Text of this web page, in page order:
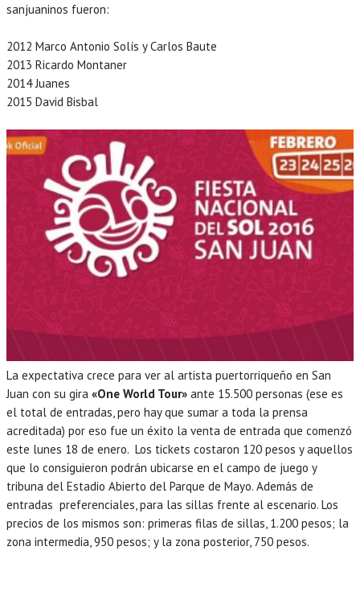
sanjuaninos fueron:
2012 Marco Antonio Solís y Carlos Baute
2013 Ricardo Montaner
2014 Juanes
2015 David Bisbal
La expectativa crece para ver al artista puertorriqueño en San
Juan con su gira «One World Tour» ante 15.500 personas (ese es
el total de entradas, pero hay que sumar a toda la prensa
acreditada) por eso fue un éxito la venta de entrada que comenzó
este lunes 18 de enero. Los tickets costaron 120 pesos y aquellos
que lo consiguieron podrán ubicarse en el campo de juego y
tribuna del Estadio Abierto del Parque de Mayo. Además de
entradas preferenciales, para las sillas frente al escenario. Los
precios de los mismos son: primeras filas de sillas, 1.200 pesos; la
zona intermedia, 950 pesos; y la zona posterior, 750 pesos.